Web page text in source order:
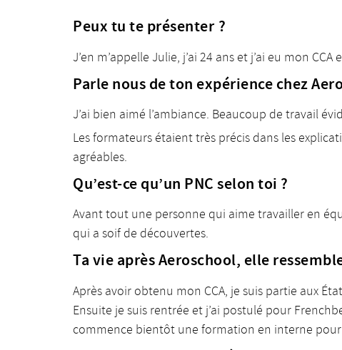
Peux tu te présenter ?
J’en m’appelle Julie, j’ai 24 ans et j’ai eu mon CCA
Parle nous de ton expérience chez
J’ai bien aimé l’ambiance. Beaucoup de travail
Les formateurs étaient très précis dans les
agréables.
Qu’est-ce qu’un PNC selon toi ?
Avant tout une personne qui aime travailler en
qui a soif de découvertes.
Ta vie après Aeroschool, elle
Après avoir obtenu mon CCA, je suis partie aux
Ensuite je suis rentrée et j’ai postulé pour
commence bientôt une formation en interne pour